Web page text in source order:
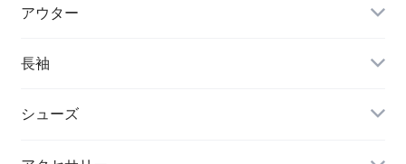
アウター
長袖
シューズ